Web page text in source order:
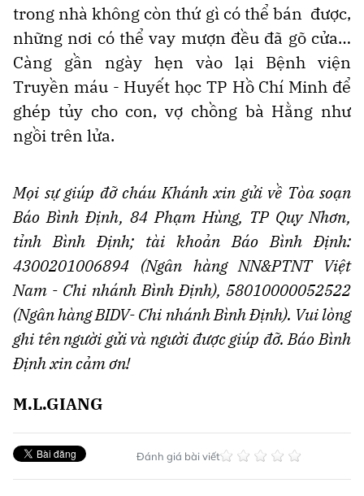
trong nhà không còn thứ gì có thể bán được,
những nơi có thể vay mượn đều đã gõ cửa…
Càng gần ngày hẹn vào lại Bệnh viện
Truyền máu - Huyết học TP Hồ Chí Minh để
ghép tủy cho con, vợ chồng bà Hằng như
ngồi trên lửa.
Mọi sự giúp đỡ cháu Khánh xin gửi về Tòa soạn
Báo Bình Định, 84 Phạm Hùng, TP Quy Nhơn,
tỉnh Bình Định; tài khoản Báo Bình Định:
4300201006894 (Ngân hàng NN&PTNT Việt
Nam - Chi nhánh Bình Định), 58010000052522
(Ngân hàng BIDV- Chi nhánh Bình Định). Vui lòng
ghi tên người gửi và người được giúp đỡ. Báo Bình
Định xin cảm ơn!
M.L.GIANG
Đánh giá bài viết